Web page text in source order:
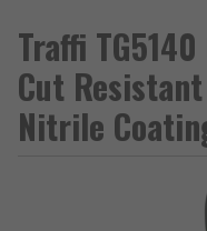
Traffi
Cut
Nitrile